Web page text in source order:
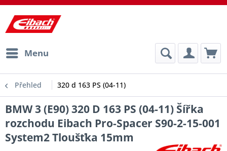
Menu
Přehled 320 d 163 PS (04-11)
BMW 3 (E90) 320 D 163 PS (04-11) Šířka
rozchodu Eibach Pro-Spacer S90-2-15-001
System2 Tloušťka 15mm